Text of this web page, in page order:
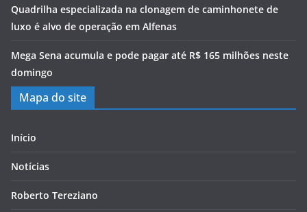
Quadrilha especializada na clonagem de caminhonete de
luxo é alvo de operação em Alfenas
Mega Sena acumula e pode pagar até R$ 165 milhões neste
domingo
Mapa do site
Início
Notícias
Roberto Tereziano